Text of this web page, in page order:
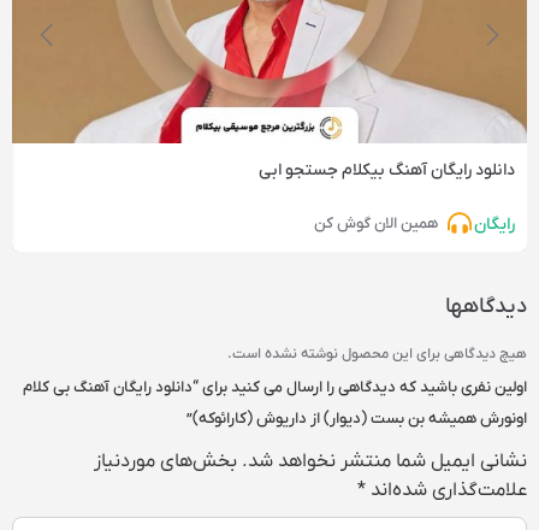
دانلود رایگان آهنگ‌ بیکلام جستجو ابی
رایگان همین الان گوش کن
دیدگاهها
هیچ دیدگاهی برای این محصول نوشته نشده است.
اولین نفری باشید که دیدگاهی را ارسال می کنید برای “دانلود رایگان آهنگ بی کلام
اونورش همیشه بن بست (دیوار) از داریوش (کارائوکه)”
نشانی ایمیل شما منتشر نخواهد شد. بخش‌های موردنیاز
علامت‌گذاری شده‌اند *